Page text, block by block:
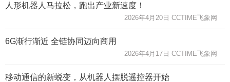
人形机器人马拉松，跑出产业新速度！
2026年4月20日 CCTIME飞象网
6G渐行渐近 全链协同迈向商用
2026年4月17日 CCTIME飞象网
移动通信的新蜕变，从机器人摆脱遥控器开始